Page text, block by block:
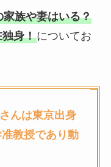
族や妻はいる？
身！についてお
んは東京出身
教授であり動